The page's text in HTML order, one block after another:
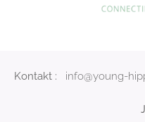
Kontakt : info@young-